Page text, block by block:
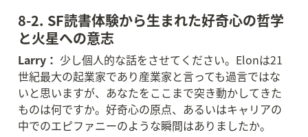
8-2. SF読書体験から生まれた好奇心の哲学
と火星への意志
Larry： 少し個人的な話をさせてください。Elonは21
世紀最大の起業家であり産業家と言っても過言ではな
いと思いますが、あなたをここまで突き動かしてきた
ものは何ですか。好奇心の原点、あるいはキャリアの
中でのエピファニーのような瞬間はありましたか。